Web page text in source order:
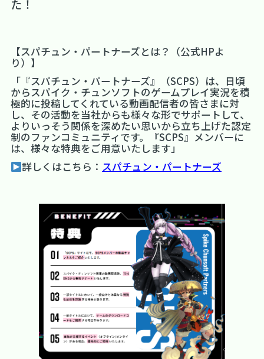
た！
【スパチュン・パートナーズとは？（公式HPよ
り）】
「『スパチュン・パートナーズ』（SCPS）は、日頃
からスパイク・チュンソフトのゲームプレイ実況を積
極的に投稿してくれている動画配信者の皆さまに対
し、その活動を当社からも様々な形でサポートして、
よりいっそう関係を深めたい思いから立ち上げた認定
制のファンコミュニティです。『SCPS』メンバーに
は、様々な特典をご用意いたします」
詳しくはこちら： スパチュン・パートナーズ